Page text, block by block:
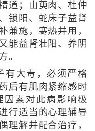
道；山萸肉、杜仲
锁阳、蛇床子益肾
兼施，寒热并用，
能益肾壮阳、养阴
。
大毒，必须严格
后有肌肉紧缩感时
因素对此病影响极
行适当的心理辅导
理解并配合治疗，